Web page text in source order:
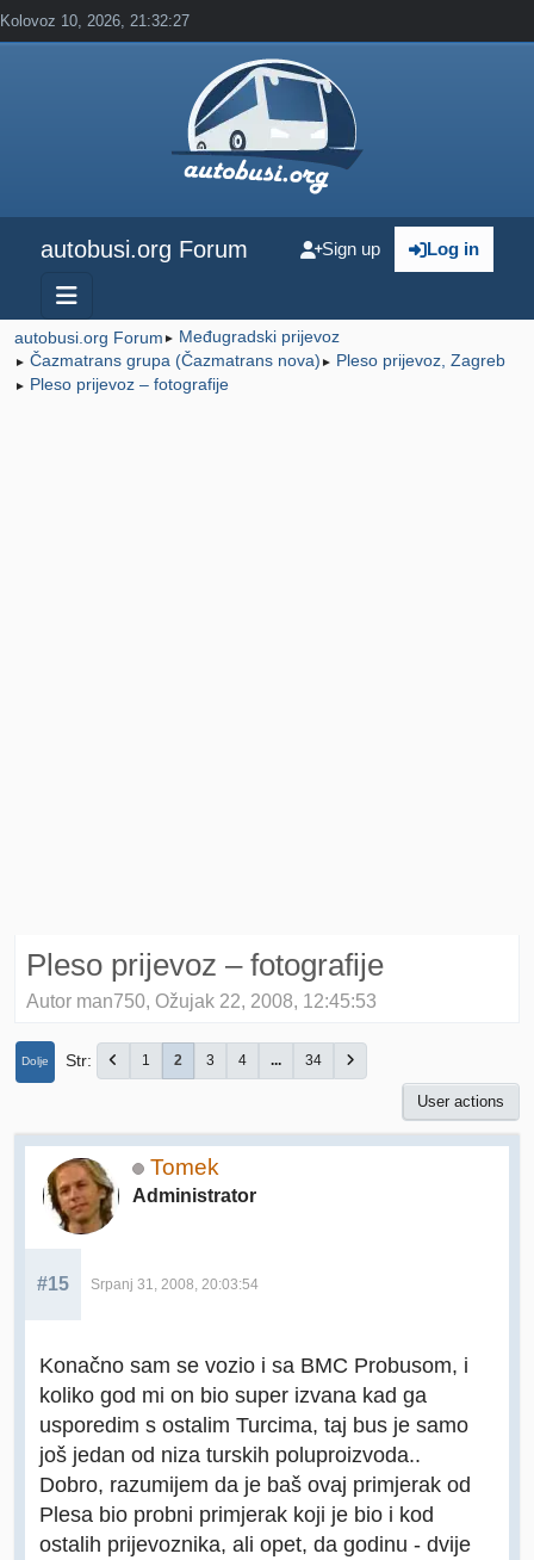
Kolovoz 10, 2026, 21:32:27
autobusi.org Forum Log in
Sign up
autobusi.org Forum ► Međugradski prijevoz
► Čazmatrans grupa (Čazmatrans nova) ► Pleso prijevoz, Zagreb
► Pleso prijevoz – fotografije
Pleso prijevoz – fotografije
Autor man750, Ožujak 22, 2008, 12:45:53
Dolje Str 1 2 3 4 ... 34
User actions
Tomek
Administrator
#15 Srpanj 31, 2008, 20:03:54
Konačno sam se vozio i sa BMC Probusom, i
koliko god mi on bio super izvana kad ga
usporedim s ostalim Turcima, taj bus je samo
još jedan od niza turskih poluproizvoda..
Dobro, razumijem da je baš ovaj primjerak od
Plesa bio probni primjerak koji je bio i kod
ostalih prijevoznika, ali opet, da godinu - dvije